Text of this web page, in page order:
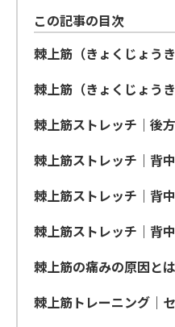
この記事の目次
棘上筋（きょくじょう
棘上筋（きょくじょう
棘上筋ストレッチ｜後
棘上筋ストレッチ｜背
棘上筋ストレッチ｜背
棘上筋ストレッチ｜背
棘上筋の痛みの原因とは
棘上筋トレーニング｜